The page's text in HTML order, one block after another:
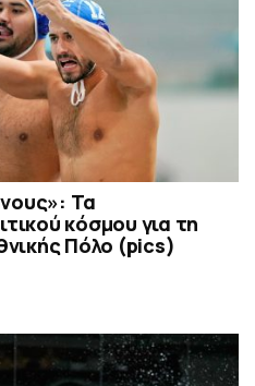
Τα
κόσμου για τη
Πόλο (pics)